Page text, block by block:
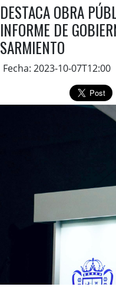
DESTACA OBRA
INFORME DE
SARMIENTO
Fecha: 2023-10-07T12:00